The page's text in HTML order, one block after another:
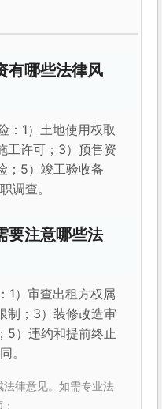
有哪些法律风
：1）土地使用权取
工许可；3）预售资
；5）竣工验收备
调查。
要注意哪些法
1）审查出租方权属
制；3）装修改造审
5）违约和提前终止
。
律意见。如需专业法